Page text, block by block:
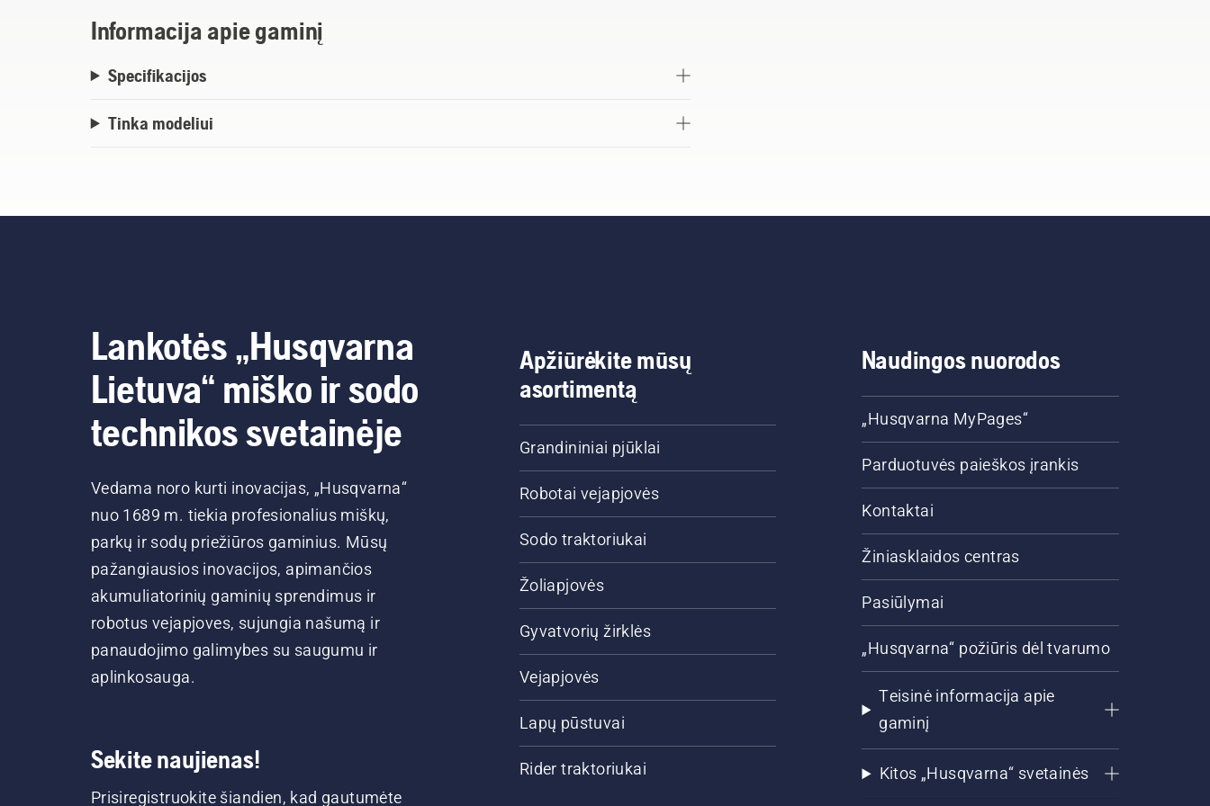
Informacija apie gaminį
Specifikacijos
Tinka modeliui
Lankotės „Husqvarna
Lietuva“ miško ir sodo
technikos svetainėje
Vedama noro kurti inovacijas, „Husqvarna“
nuo 1689 m. tiekia profesionalius miškų,
parkų ir sodų priežiūros gaminius. Mūsų
pažangiausios inovacijos, apimančios
akumuliatorinių gaminių sprendimus ir
robotus vejapjoves, sujungia našumą ir
panaudojimo galimybes su saugumu ir
aplinkosauga.
Sekite naujienas!
Prisiregistruokite šiandien, kad gautumėte
Apžiūrėkite mūsų
asortimentą
Grandininiai pjūklai
Robotai vejapjovės
Sodo traktoriukai
Žoliapjovės
Gyvatvorių žirklės
Vejapjovės
Lapų pūstuvai
Rider traktoriukai
Naudingos nuorodos
„Husqvarna MyPages“
Parduotuvės paieškos įrankis
Kontaktai
Žiniasklaidos centras
Pasiūlymai
„Husqvarna“ požiūris dėl tvarumo
Teisinė informacija apie
gaminį
Kitos „Husqvarna“ svetainės